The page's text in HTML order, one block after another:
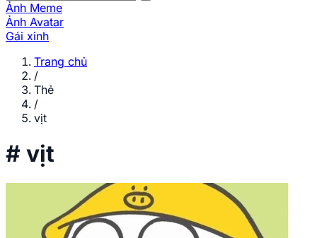
Ảnh Meme
Ảnh Avatar
Gái xinh
Trang chủ
/
Thẻ
/
vịt
# vịt